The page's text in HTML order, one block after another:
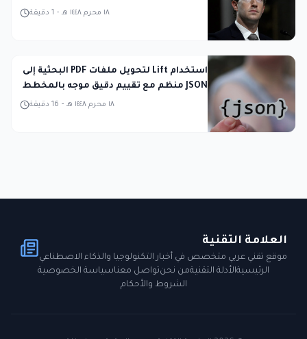
1 دقيقة - ١٨ محرم ١٤٤٨ هـ
استخدام Lift لتحويل ملفات PDF البحثية إلى
JSON منظم مع تقييم دقيق موجه بالمخطط
16 دقيقة - ١٨ محرم ١٤٤٨ هـ
العلامة التقنية
موقع تقني عربي متخصص في أخبار التكنولوجيا والذكاء الاصطناعي
الرئيسيةالأدلة التقنيةمن نحنتواصل معناسياسة الخصوصية
الشروط والأحكام